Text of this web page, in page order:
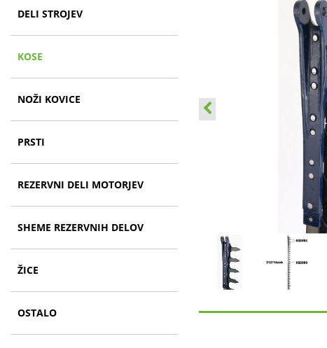
DELI STROJEV
KOSE
NOŽI KOVICE
PRSTI
REZERVNI DELI MOTORJEV
SHEME REZERVNIH DELOV
ŽICE
OSTALO